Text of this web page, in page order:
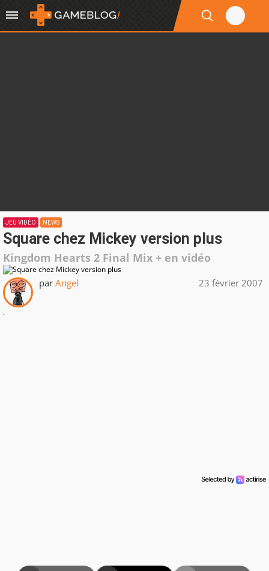
JEU VIDÉO NEWS
Square chez Mickey version plus
Kingdom Hearts 2 Final Mix + en vidéo
par Angel 23 février 2007
.